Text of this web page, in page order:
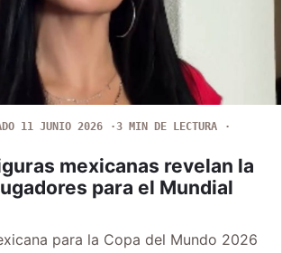
11 JUNIO 2026
3 MIN DE LECTURA
mexicanas revelan la
para el Mundial
para la Copa del Mundo 2026